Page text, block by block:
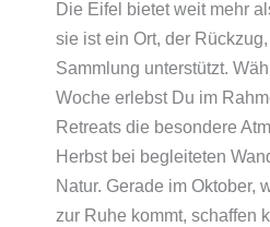
Die Eifel bietet weit mehr
sie ist ein Ort, der
Sammlung unterstützt.
Woche erlebst Du im
Retreats die besondere
Herbst bei begleiteten
Natur. Gerade im Oktober,
zur Ruhe kommt, schaffen